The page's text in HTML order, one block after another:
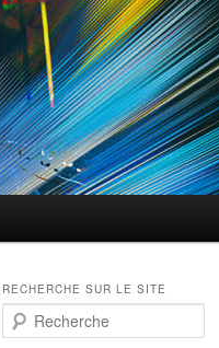
RECHERCHE SUR LE SITE
Recherche